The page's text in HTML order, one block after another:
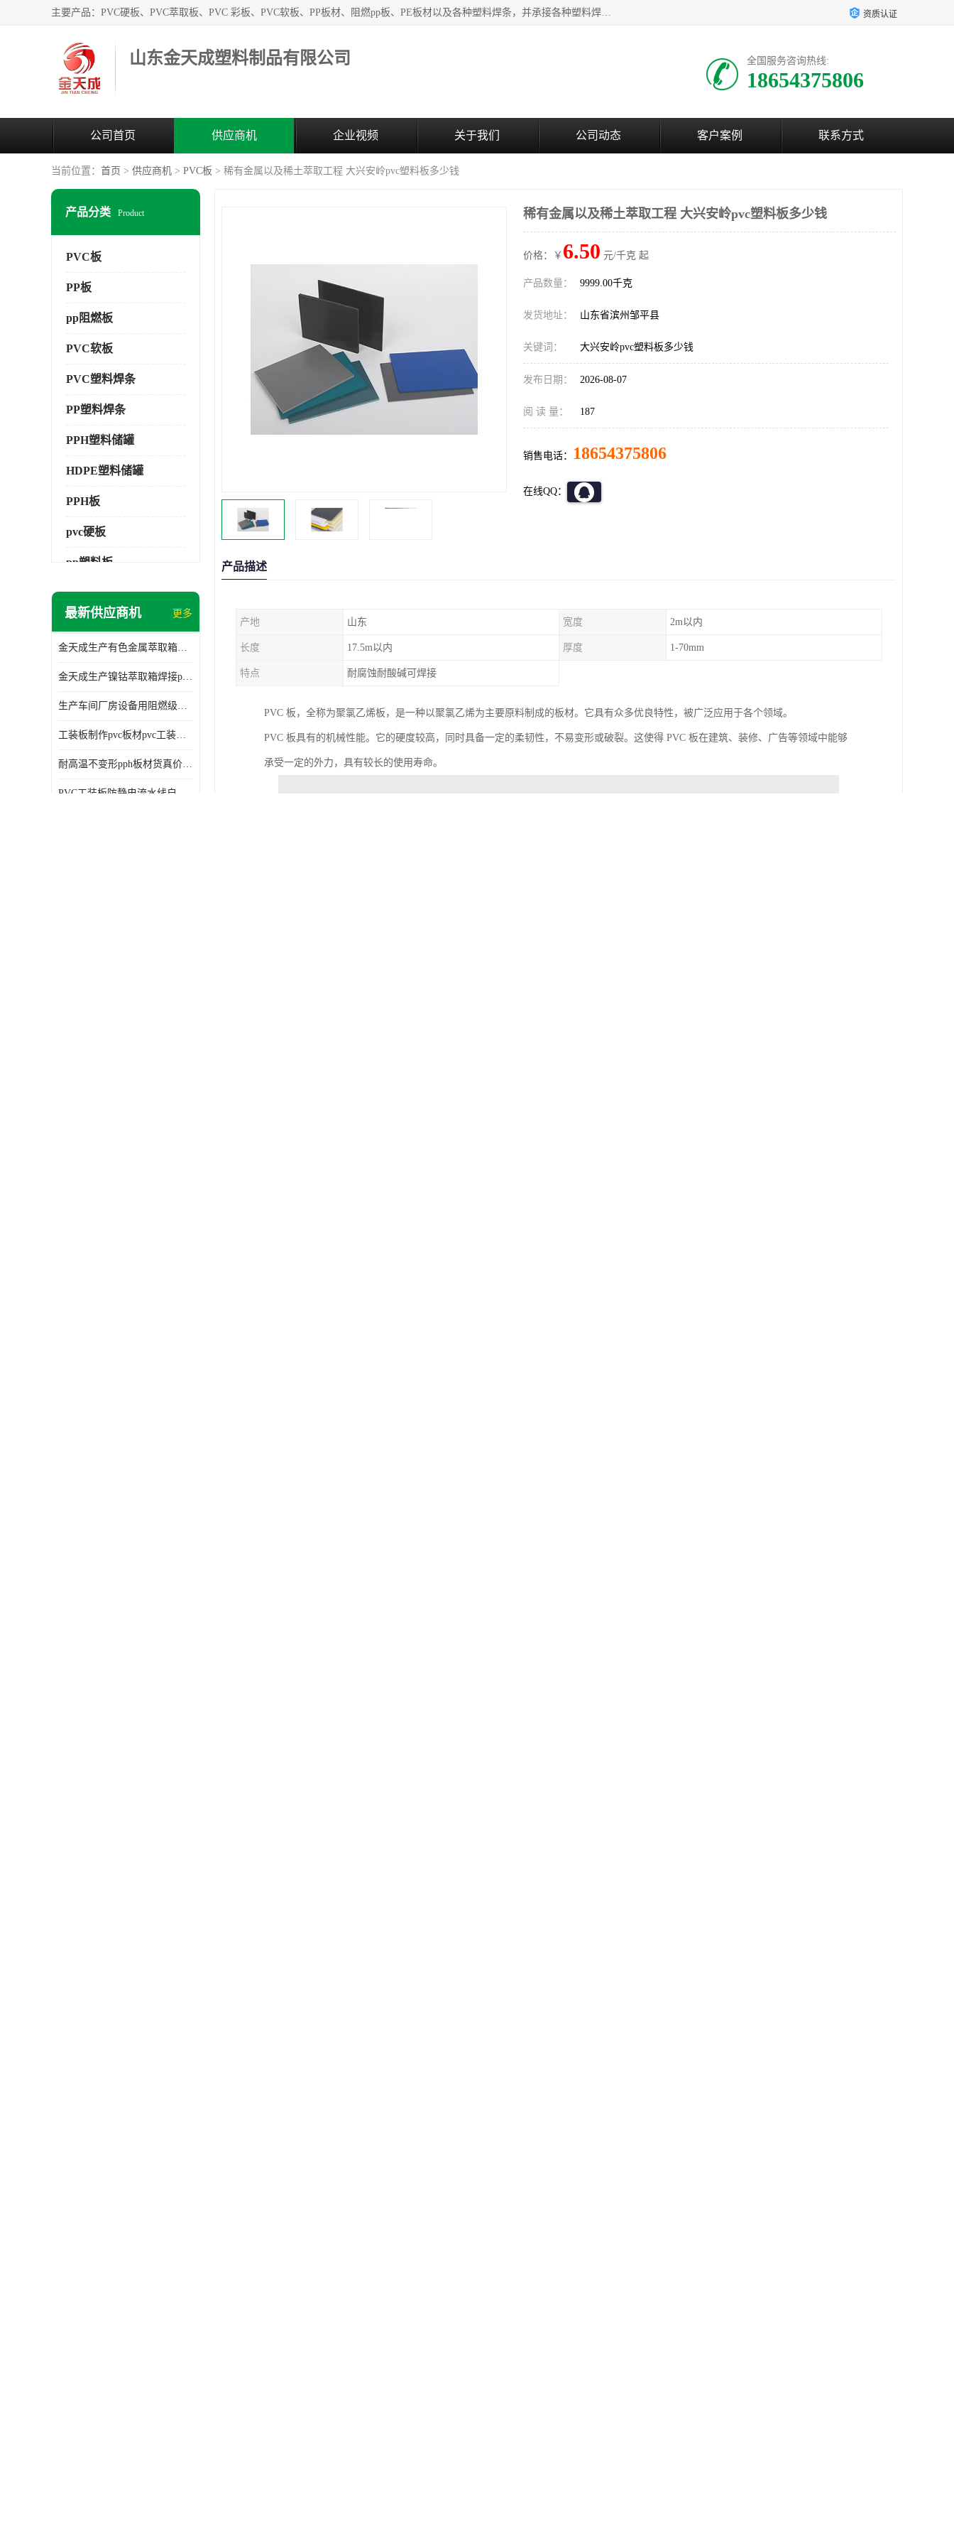
主要产品：PVC硬板、PVC萃取板、PVC 彩板、PVC软板、PP板材、阻燃pp板、PE板材以及各种塑料焊条，并承接各种塑料焊接工程，其产品广泛应用于环保设备、化工、石油、电镀、电子、建筑、食品、医药等多种行业，产品销售己覆盖全国多个省、市(直辖市)及自治区，并己经远销国外。 资质认证
山东金天成塑料制品有限公司 全国服务咨询热线:
18654375806
公司首页 供应商机 企业视频 关于我们 公司动态 客户案例 联系方式
当前位置： 首页 > 供应商机 > PVC板 > 稀有金属以及稀土萃取工程 大兴安岭pvc塑料板多少钱
产品分类 Product
PVC板
PP板
pp阻燃板
PVC软板
PVC塑料焊条
PP塑料焊条
PPH塑料储罐
HDPE塑料储罐
PPH板
pvc硬板
pp塑料板
pvc萃取板
最新供应商机 更多
金天成生产有色金属萃取箱焊接pvc板
金天成生产镍钴萃取箱焊接pvc萃取板
生产车间厂房设备用阻燃级别pp硬板
工装板制作pvc板材pvc工装板材可折弯
耐高温不变形pph板材货真价值pph板材
稀有金属以及稀土萃取工程 大兴安岭pvc塑料板多少钱
价格：￥ 6.50 元/千克 起
产品数量： 9999.00千克
发货地址： 山东省滨州邹平县
关键词： 大兴安岭pvc塑料板多少钱
发布日期： 2026-08-07
阅 读 量： 187
销售电话： 18654375806
在线QQ：
产品描述
产地 山东 宽度 2m以内
长度 17.5m以内 厚度 1-70mm
特点 耐腐蚀耐酸碱可焊接
PVC 板，全称为聚氯乙烯板，是一种以聚氯乙烯为主要原料制成的板材。它具有众多优良特性，被广泛应用于各个领域。
PVC 板具有的机械性能。它的硬度较高，同时具备一定的柔韧性，不易变形或破裂。这使得 PVC 板在建筑、装修、广告等领域中能够
承受一定的外力，具有较长的使用寿命。